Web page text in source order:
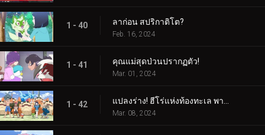
1 - 40 ลาก่อน สปริกาติโต?
Feb. 16, 2024
1 - 41 คุณแม่สุดป่วนปรากฏตัว!
Mar. 01, 2024
1 - 42
Mar. 08, 2024